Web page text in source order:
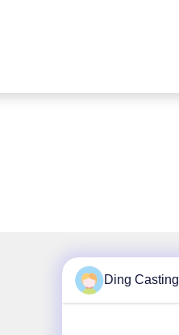
Ding Casting